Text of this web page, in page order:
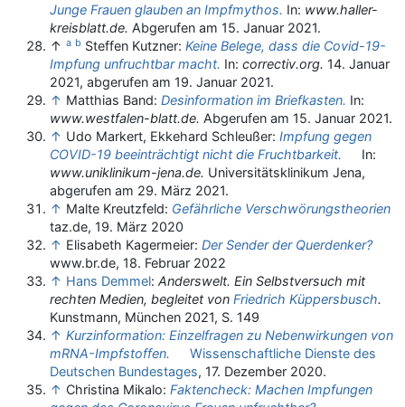
Junge Frauen glauben an Impfmythos. In: www.haller-
kreisblatt.de. Abgerufen am 15. Januar 2021.
↑ a b Steffen Kutzner: Keine Belege, dass die Covid-19-
Impfung unfruchtbar macht. In: correctiv.org. 14. Januar
2021, abgerufen am 19. Januar 2021.
↑ Matthias Band: Desinformation im Briefkasten. In:
www.westfalen-blatt.de. Abgerufen am 15. Januar 2021.
↑ Udo Markert, Ekkehard Schleußer: Impfung gegen
COVID-19 beeinträchtigt nicht die Fruchtbarkeit.
In:
www.uniklinikum-jena.de. Universitätsklinikum Jena,
abgerufen am 29. März 2021.
↑ Malte Kreutzfeld: Gefährliche Verschwörungstheorien
taz.de, 19. März 2020
↑ Elisabeth Kagermeier: Der Sender der Querdenker?
www.br.de, 18. Februar 2022
↑ Hans Demmel: Anderswelt. Ein Selbstversuch mit
rechten Medien, begleitet von Friedrich Küppersbusch.
Kunstmann, München 2021, S. 149
↑ Kurzinformation: Einzelfragen zu Nebenwirkungen von
mRNA-Impfstoffen.
Wissenschaftliche Dienste des
Deutschen Bundestages, 17. Dezember 2020.
↑ Christina Mikalo: Faktencheck: Machen Impfungen